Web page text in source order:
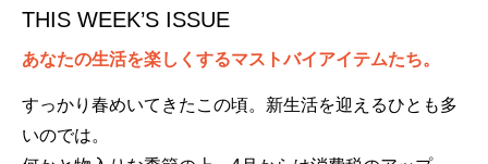
THIS WEEK’S ISSUE
あなたの生活を楽しくするマストバイアイテムたち。
すっかり春めいてきたこの頃。新生活を迎えるひとも多
いのでは。